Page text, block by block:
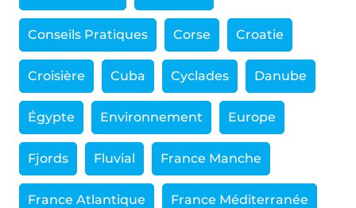
Conseils Pratiques Corse Croatie
Croisière Cuba Cyclades Danube
Égypte Environnement Europe
Fjords Fluvial France Manche
France Atlantique France Méditerranée